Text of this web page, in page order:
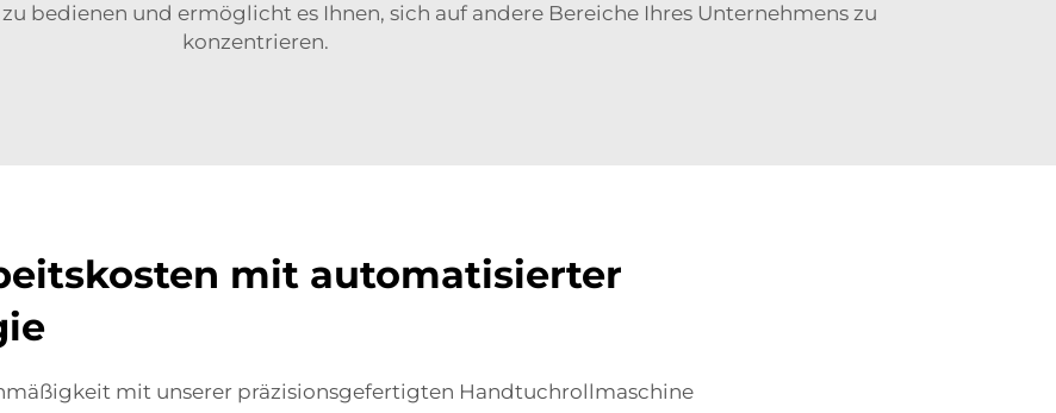
bedienen und ermöglicht es Ihnen, sich auf andere Bereiche Ihres Unternehmens zu
konzentrieren.
mit automatisierter
mit unserer präzisionsgefertigten Handtuchrollmaschine